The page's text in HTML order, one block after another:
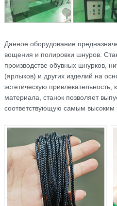
Данное оборудование
вощения и полировки шнуров.
производстве обувных шнурков,
(ярлыков) и других изделий на
эстетическую привлекательность,
материала, станок позволяет
соответствующую самым высоким